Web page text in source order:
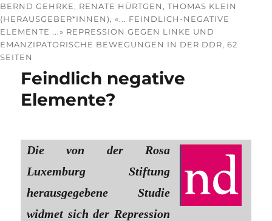
BERND GEHRKE, RENATE HÜRTGEN, THOMAS KLEIN
(HERAUSGEBER*INNEN), «... FEINDLICH-NEGATIVE
ELEMENTE ...» REPRESSION GEGEN LINKE UND
EMANZIPATORISCHE BEWEGUNGEN IN DER DDR, 62
SEITEN
Feindlich negative
Elemente?
Die von der Rosa
Luxemburg Stiftung
herausgegebene Studie
widmet sich der Repression